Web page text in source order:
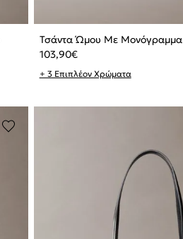
Τσάντα Ώμου Με Μονόγραμμα
103,90€
+ 3 Επιπλέον Χρώματα